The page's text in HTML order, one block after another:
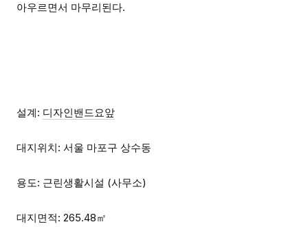
아우르면서 마무리된다.
설계: 디자인밴드요앞
대지위치: 서울 마포구 상수동
용도: 근린생활시설 (사무소)
대지면적: 265.48㎡